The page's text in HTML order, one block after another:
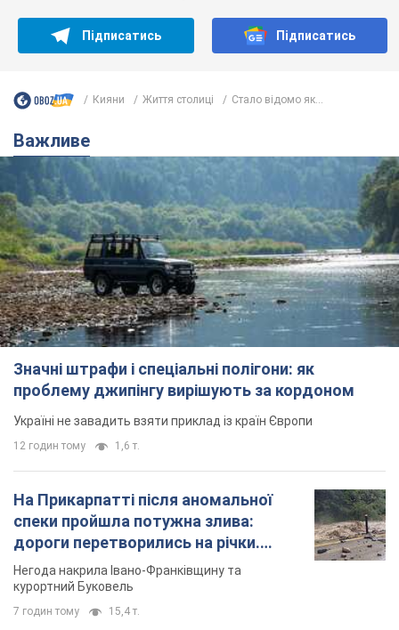
Підписатись Підписатись
Кияни Життя столиці Стало відомо як...
Важливе
Значні штрафи і спеціальні полігони: як
проблему джипінгу вирішують за кордоном
Україні не завадить взяти приклад із країн Європи
12 годин тому 1,6 т.
На Прикарпатті після аномальної
спеки пройшла потужна злива:
дороги перетворились на річки.
Відео
Негода накрила Івано-Франківщину та
курортний Буковель
7 годин тому 15,4 т.